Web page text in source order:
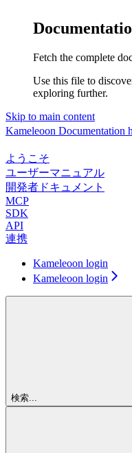
Fetch the complete
Use this file to
exploring further.
Skip to main content
Kameleoon Documentation
ようこそ
ユーザーマニュアル
開発者ドキュメント
MCP
SDK
API
連携
Kameleoon login
Kameleoon login
検索...